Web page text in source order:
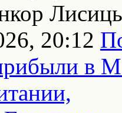
20:12
в